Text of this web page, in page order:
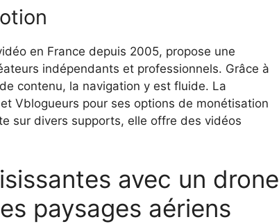
en France depuis 2005, propose une
indépendants et professionnels. Grâce à
contenu, la navigation y est fluide. La
Vblogueurs pour ses options de monétisation
sur divers supports, elle offre des vidéos
avec un drone
paysages aériens